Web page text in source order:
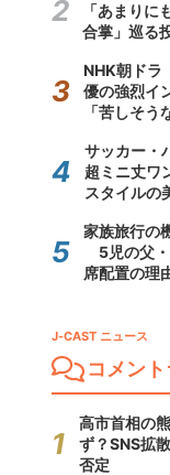
「あまり
合掌」巡る
NHK朝ドラ
優の強烈イ
「苦しそう
サッカー・
超ミニ丈ワ
スタイルの
家族旅行の
5児の父・
席配置の理
J-CAST ニュース
コメン
高市首相の
ず？SNS拡
否定